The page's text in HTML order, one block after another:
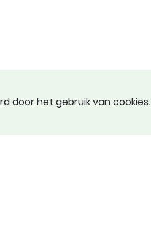
door het gebruik van cookies.